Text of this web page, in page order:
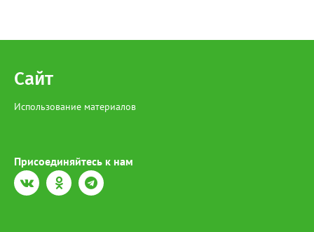
Сайт
Использование материалов
Присоединяйтесь к нам